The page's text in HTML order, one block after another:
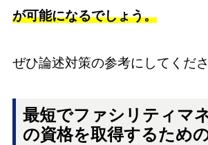
が可能になるでしょう。
ぜひ論述対策の参考にしてくださ
最短でファシリティマ
の資格を取得するため